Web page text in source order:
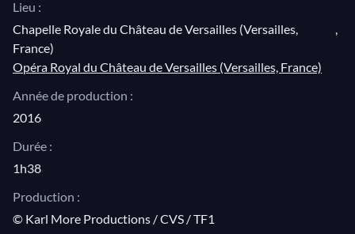
l’événement peut être fier d’ « une grande attention au
détail, authenticité et autorité… toujours interprétée
avec goût et style, les voix se mariant avec pure
beauté » (The Classic Review
Lieu :
Chapelle Royale du Château de Versailles (Versailles,
France)
,
Opéra Royal du Château de Versailles (Versailles, France)
Année de production :
2016
Durée :
1h38
Production :
© Karl More Productions / CVS / TF1